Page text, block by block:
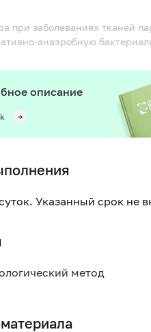
при заболеваниях тканей
анаэробную
описание
Указанный срок не
метод